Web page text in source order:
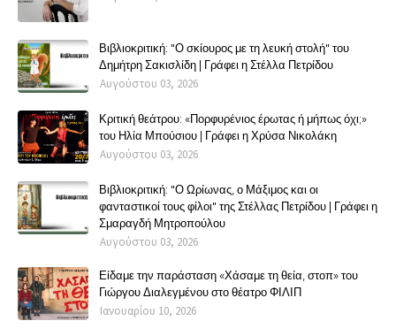
Βιβλιοκριτική: "Ο σκίουρος με τη λευκή στολή" του
Δημήτρη Σακισλίδη | Γράφει η Στέλλα Πετρίδου
Αυγούστου 03, 2026
Κριτική θεάτρου: «Πορφυρένιος έρωτας ή μήπως όχι;»
του Ηλία Μπούσιου | Γράφει η Χρύσα Νικολάκη
Αυγούστου 03, 2026
Βιβλιοκριτική: "Ο Ωρίωνας, ο Μάξιμος και οι
φανταστικοί τους φίλοι" της Στέλλας Πετρίδου | Γράφει η
Σμαραγδή Μητροπούλου
Αυγούστου 03, 2026
Είδαμε την παράσταση «Χάσαμε τη θεία, στοπ» του
Γιώργου Διαλεγμένου στο θέατρο ΦΙΛΙΠ
Ιανουαρίου 10, 2026